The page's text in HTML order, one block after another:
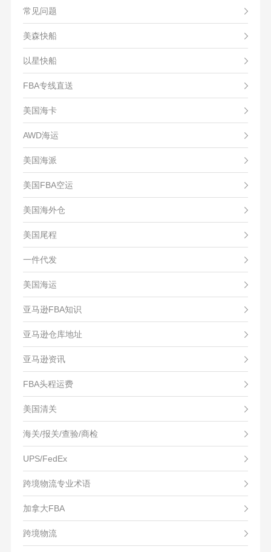
常见问题
美森快船
以星快船
FBA专线直送
美国海卡
AWD海运
美国海派
美国FBA空运
美国海外仓
美国尾程
一件代发
美国海运
亚马逊FBA知识
亚马逊仓库地址
亚马逊资讯
FBA头程运费
美国清关
海关/报关/查验/商检
UPS/FedEx
跨境物流专业术语
加拿大FBA
跨境物流